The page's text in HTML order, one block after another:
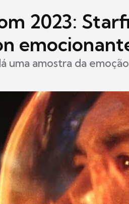
2023:
uma amostra da